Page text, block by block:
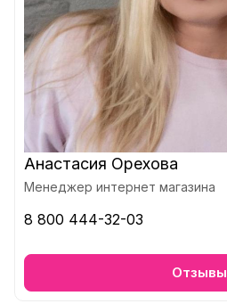
Анастасия Орехова
Менеджер интернет магазина
8 800 444-32-03
Отзывы